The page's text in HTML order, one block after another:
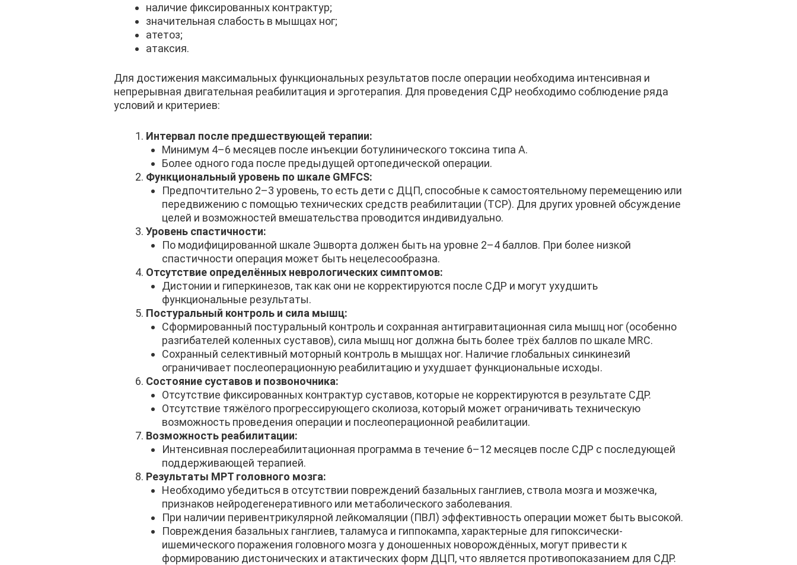
наличие фиксированных контрактур;
значительная слабость в мышцах ног;
атетоз;
атаксия.
Для достижения максимальных функциональных результатов после операции необходима интенсивная и
непрерывная двигательная реабилитация и эрготерапия. Для проведения СДР необходимо соблюдение ряда
условий и критериев:
Интервал после предшествующей терапии:
Минимум 4–6 месяцев после инъекции ботулинического токсина типа А.
Более одного года после предыдущей ортопедической операции.
Функциональный уровень по шкале GMFCS:
Предпочтительно 2–3 уровень, то есть дети с ДЦП, способные к самостоятельному перемещению или
передвижению с помощью технических средств реабилитации (ТСР). Для других уровней обсуждение
целей и возможностей вмешательства проводится индивидуально.
Уровень спастичности:
По модифицированной шкале Эшворта должен быть на уровне 2–4 баллов. При более низкой
спастичности операция может быть нецелесообразна.
Отсутствие определённых неврологических симптомов:
Дистонии и гиперкинезов, так как они не корректируются после СДР и могут ухудшить
функциональные результаты.
Постуральный контроль и сила мышц:
Сформированный постуральный контроль и сохранная антигравитационная сила мышц ног (особенно
разгибателей коленных суставов), сила мышц ног должна быть более трёх баллов по шкале MRC.
Сохранный селективный моторный контроль в мышцах ног. Наличие глобальных синкинезий
ограничивает послеоперационную реабилитацию и ухудшает функциональные исходы.
Состояние суставов и позвоночника:
Отсутствие фиксированных контрактур суставов, которые не корректируются в результате СДР.
Отсутствие тяжёлого прогрессирующего сколиоза, который может ограничивать техническую
возможность проведения операции и послеоперационной реабилитации.
Возможность реабилитации:
Интенсивная послереабилитационная программа в течение 6–12 месяцев после СДР с последующей
поддерживающей терапией.
Результаты МРТ головного мозга:
Необходимо убедиться в отсутствии повреждений базальных ганглиев, ствола мозга и мозжечка,
признаков нейродегенеративного или метаболического заболевания.
При наличии перивентрикулярной лейкомаляции (ПВЛ) эффективность операции может быть высокой.
Повреждения базальных ганглиев, таламуса и гиппокампа, характерные для гипоксически-
ишемического поражения головного мозга у доношенных новорождённых, могут привести к
формированию дистонических и атактических форм ДЦП, что является противопоказанием для СДР.